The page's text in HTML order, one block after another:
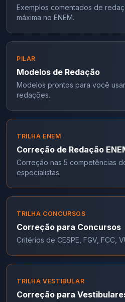
Exemplos comentados de
máxima no ENEM.
PILAR
Modelos de Redação
Modelos prontos para você
redações.
TRILHA ENEM
Correção de Redação
Correção nas 5 competências
especialistas.
TRILHA CONCURSOS
Correção para Concursos
Critérios de CESPE, FGV, FCC,
TRILHA VESTIBULAR
Correção para